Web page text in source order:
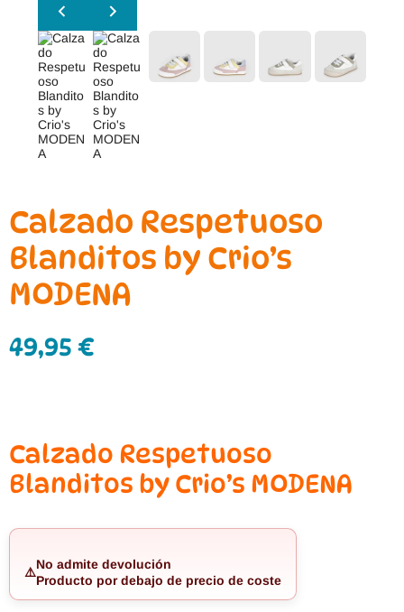
Calzado Respetuoso
Blanditos by Crio’s
MODENA
49,95 €
Calzado Respetuoso
Blanditos by Crio’s MODENA
⚠️
No admite devolución
Producto por debajo de precio de coste